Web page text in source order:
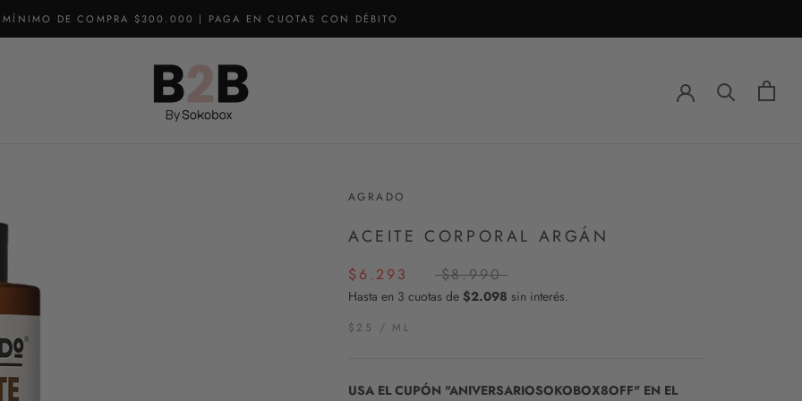
MÍNIMO DE COMPRA $300.000 | PAGA EN CUOTAS CON DÉBITO
AGRADO
ACEITE CORPORAL ARGÁN
$6.293 $8.990
Hasta en 3 cuotas de $2.098 sin interés.
$25 / ML
USA EL CUPÓN "ANIVERSARIOSOKOBOX8OFF" EN EL